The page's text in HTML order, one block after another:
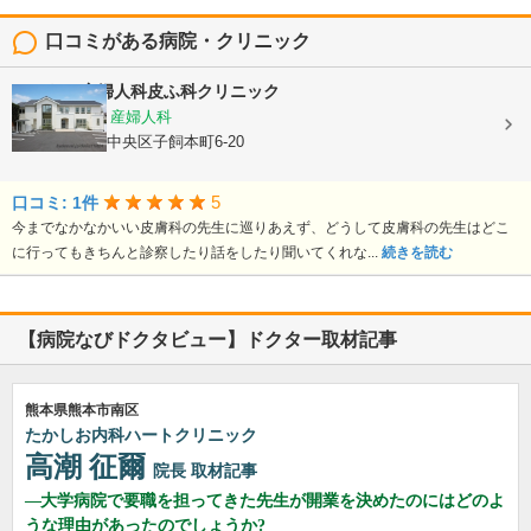
口コミがある病院・クリニック
よしむら産婦人科皮ふ科クリニック
内科, 皮膚科, 産婦人科
熊本県熊本市中央区子飼本町6-20
口コミ: 1件 5
今までなかなかいい皮膚科の先生に巡りあえず、どうして皮膚科の先生はどこ
に行ってもきちんと診察したり話をしたり聞いてくれな... 続きを読む
【病院なびドクタビュー】ドクター取材記事
熊本県熊本市南区
たかしお内科ハートクリニック
高潮 征爾 院長 取材記事
大学病院で要職を担ってきた先生が開業を決めたのにはどのよ
うな理由があったのでしょうか?